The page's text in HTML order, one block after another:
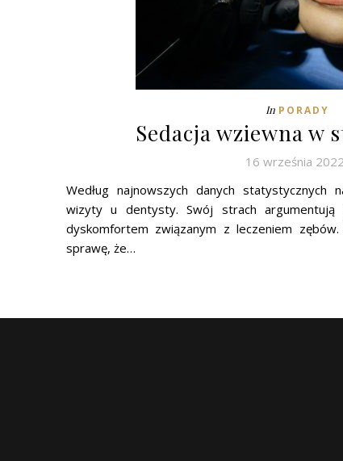
In PORADY
Sedacja wziewna w
16 września 2022
Według najnowszych danych statystycznych
wizyty u dentysty. Swój strach
dyskomfortem związanym z leczeniem
sprawę, że…